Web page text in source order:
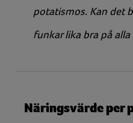
potatismos. Kan det
funkar lika bra på alla
Näringsvärde per